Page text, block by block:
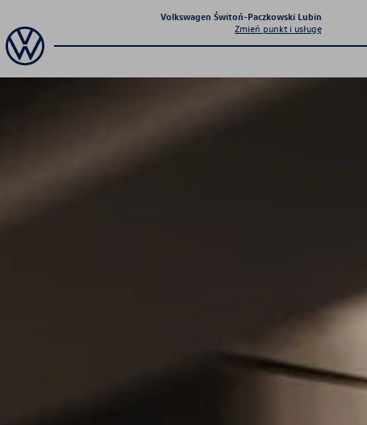
Volkswagen Świtoń-Paczkowski Lubin
Zmień punkt i usługę